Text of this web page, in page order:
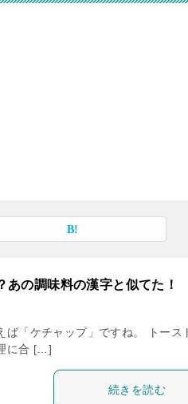
あの調味料の漢字と似てた！
ば「ケチャップ」ですね。 トース
に合 […]
続きを読む